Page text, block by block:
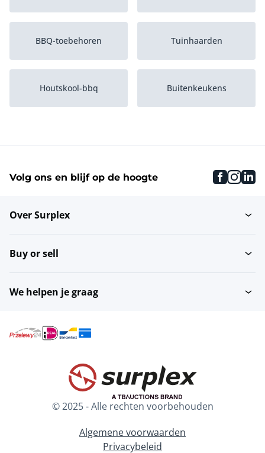
BBQ-toebehoren Tuinhaarden
Houtskool-bbq Buitenkeukens
Volg ons en blijf op de hoogte
Over Surplex
Buy or sell
We helpen je graag
© 2025 - Alle rechten voorbehouden
Algemene voorwaarden
Privacybeleid